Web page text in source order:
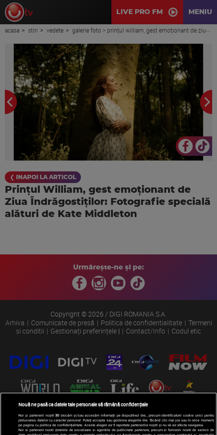
LIVE PRO FM MENIU
acasa stiri vedete galerie foto > prințul william, gest emoționant de ziua îndrăgostiților: fotografie specială alături de kate middleton
❮ INAPOI LA ARTICOL
Prințul William, gest emoționant de
Ziua Îndrăgostiților: Fotografie specială
alături de Kate Middleton
Urmărește-ne și pe:
Copyright © 2026 / DIGI ROMANIA S.A.
Arhiva
Comunicate de presă Politica de confidentialitate
Termeni
si conditii
Gestionați preferințele | Contact/Info Codul etic
Nouă ne pasă ca datele tale personale să rămână confidențiale
Noi și partenerii noștri30 stocăm și/sau accesăm informații pe dispozitivul dvs., precum identificatorii cookie unici pentru
prelucrarea datelor cu caracter personal. Puteți accepta sau gestiona alegerile dvs. făcând clic mai jos sau în orice moment,
pe pagina cu politica de confidențialitate. Aceste alegeri vor fi raportate partenerilor noștri și nu vă vor afecta navigarea.
Noi si partenerii nostri (retelele de socializare si agentiile de publicitate partenere, precum si furnizorii nostri de servicii de